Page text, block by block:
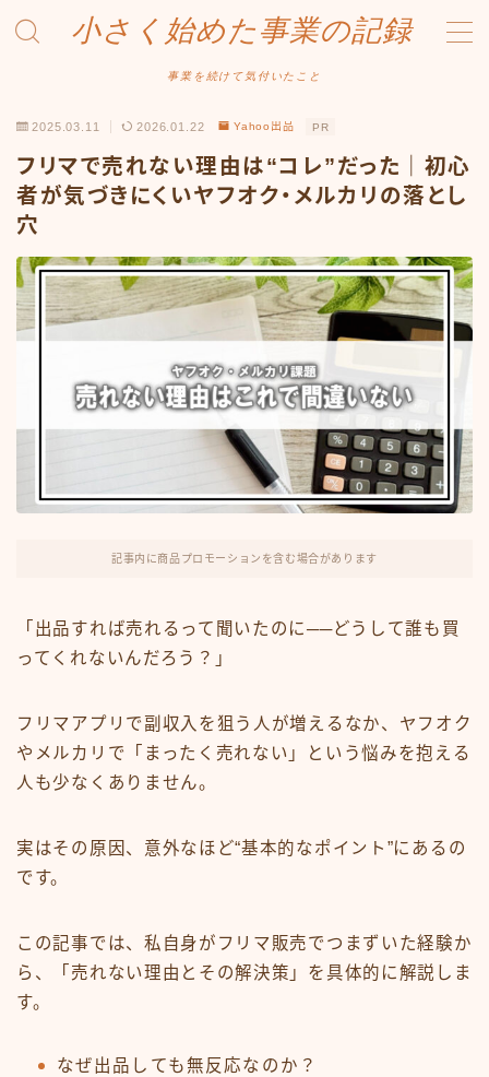
小さく始めた事業の記録
事業を続けて気付いたこと
Amazonせどり
出品ノウハウ
フリマ物販
メルカリ販売
投資・株
FX・仮想通貨
リスキング・ラーニング
2025.03.11 2026.01.22 Yahoo出品 PR
フリマで売れない理由は“コレ”だった｜初心
者が気づきにくいヤフオク・メルカリの落とし
穴
記事内に商品プロモーションを含む場合があります
「出品すれば売れるって聞いたのに──どうして誰も買
ってくれないんだろう？」
フリマアプリで副収入を狙う人が増えるなか、ヤフオク
やメルカリで「まったく売れない」という悩みを抱える
人も少なくありません。
実はその原因、意外なほど“基本的なポイント”にあるの
です。
この記事では、私自身がフリマ販売でつまずいた経験か
ら、「売れない理由とその解決策」を具体的に解説しま
す。
なぜ出品しても無反応なのか？